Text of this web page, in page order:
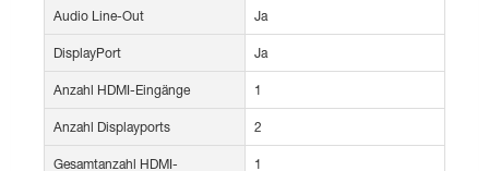
Audio Line-Out Ja
DisplayPort Ja
Anzahl HDMI-Eingänge 1
Anzahl Displayports 2
Gesamtanzahl HDMI-
1